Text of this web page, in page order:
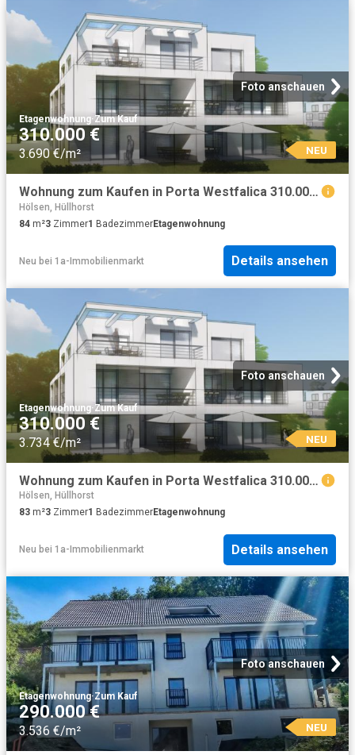
Foto anschauen
Etagenwohnung·Zum Kauf
310.000 €
3.690 €/m² NEU
Wohnung zum Kaufen in Porta Westfalica 310.000,00 EUR 84 m²
Hölsen, Hüllhorst
84 m²3 Zimmer1 BadezimmerEtagenwohnung
Neu bei 1a-Immobilienmarkt Details ansehen
Foto anschauen
Etagenwohnung·Zum Kauf
310.000 €
3.734 €/m² NEU
Wohnung zum Kaufen in Porta Westfalica 310.000,00 EUR 83 m²
Hölsen, Hüllhorst
83 m²3 Zimmer1 BadezimmerEtagenwohnung
Neu bei 1a-Immobilienmarkt Details ansehen
Foto anschauen
Etagenwohnung·Zum Kauf
290.000 €
3.536 €/m² NEU